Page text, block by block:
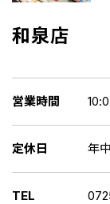
和泉店
営業時間
定休日 年
TEL